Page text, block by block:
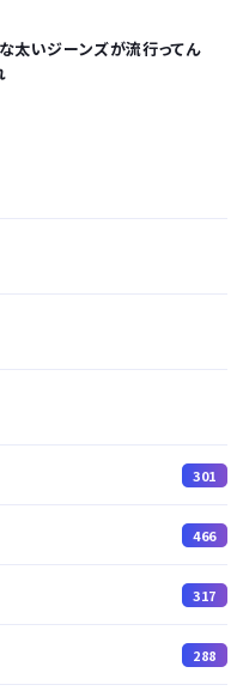
太いジーンズが流行ってん
301
466
317
288